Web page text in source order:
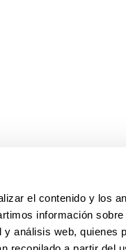
el contenido y los
información
análisis web, quienes